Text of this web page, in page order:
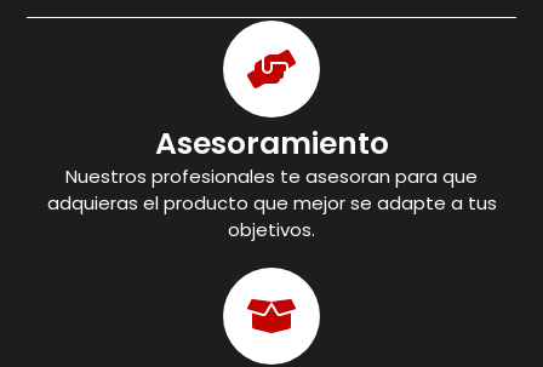
Asesoramiento
Nuestros profesionales te asesoran para que
adquieras el producto que mejor se adapte a tus
objetivos.